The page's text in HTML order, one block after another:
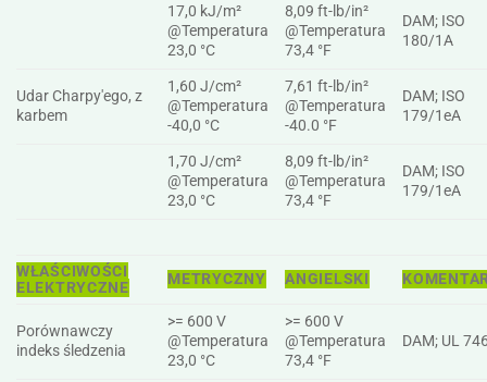
17,0 kJ/m²
@Temperatura
23,0 °C
8,09 ft-lb/in²
@Temperatura
73,4 °F
DAM; ISO
180/1A
Udar Charpy'ego, z
karbem
1,60 J/cm²
@Temperatura
-40,0 °C
7,61 ft-lb/in²
@Temperatura
-40.0 °F
DAM; ISO
179/1eA
1,70 J/cm²
@Temperatura
23,0 °C
8,09 ft-lb/in²
@Temperatura
73,4 °F
DAM; ISO
179/1eA
WŁAŚCIWOŚCI
ELEKTRYCZNE
METRYCZNY ANGIELSKI
Porównawczy
indeks śledzenia
>= 600 V
@Temperatura
23,0 °C
>= 600 V
@Temperatura
73,4 °F
DAM; UL